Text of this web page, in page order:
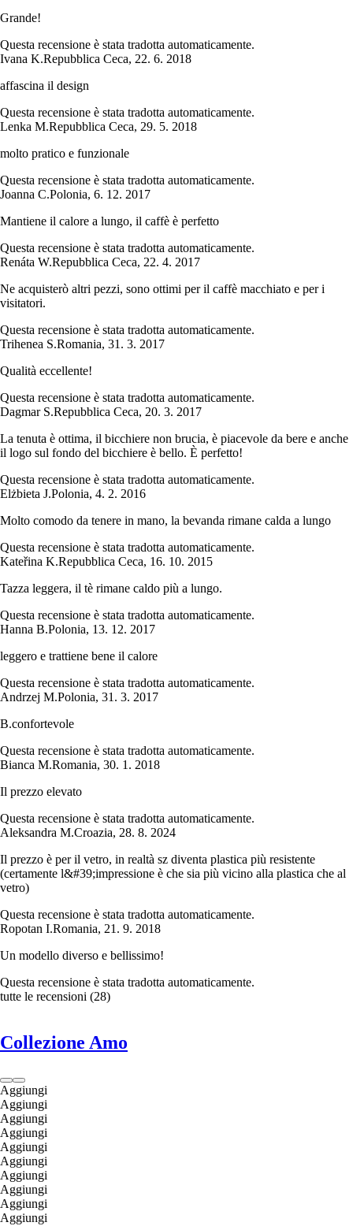
Grande!
Questa recensione è stata tradotta automaticamente.
Ivana K.Repubblica Ceca, 22. 6. 2018
affascina il design
Questa recensione è stata tradotta automaticamente.
Lenka M.Repubblica Ceca, 29. 5. 2018
molto pratico e funzionale
Questa recensione è stata tradotta automaticamente.
Joanna C.Polonia, 6. 12. 2017
Mantiene il calore a lungo, il caffè è perfetto
Questa recensione è stata tradotta automaticamente.
Renáta W.Repubblica Ceca, 22. 4. 2017
Ne acquisterò altri pezzi, sono ottimi per il caffè macchiato e per i
visitatori.
Questa recensione è stata tradotta automaticamente.
Trihenea S.Romania, 31. 3. 2017
Qualità eccellente!
Questa recensione è stata tradotta automaticamente.
Dagmar S.Repubblica Ceca, 20. 3. 2017
La tenuta è ottima, il bicchiere non brucia, è piacevole da bere e anche
il logo sul fondo del bicchiere è bello. È perfetto!
Questa recensione è stata tradotta automaticamente.
Elżbieta J.Polonia, 4. 2. 2016
Molto comodo da tenere in mano, la bevanda rimane calda a lungo
Questa recensione è stata tradotta automaticamente.
Kateřina K.Repubblica Ceca, 16. 10. 2015
Tazza leggera, il tè rimane caldo più a lungo.
Questa recensione è stata tradotta automaticamente.
Hanna B.Polonia, 13. 12. 2017
leggero e trattiene bene il calore
Questa recensione è stata tradotta automaticamente.
Andrzej M.Polonia, 31. 3. 2017
B.confortevole
Questa recensione è stata tradotta automaticamente.
Bianca M.Romania, 30. 1. 2018
Il prezzo elevato
Questa recensione è stata tradotta automaticamente.
Aleksandra M.Croazia, 28. 8. 2024
Il prezzo è per il vetro, in realtà sz diventa plastica più resistente
(certamente l&#39;impressione è che sia più vicino alla plastica che al
vetro)
Questa recensione è stata tradotta automaticamente.
Ropotan I.Romania, 21. 9. 2018
Un modello diverso e bellissimo!
Questa recensione è stata tradotta automaticamente.
tutte le recensioni (28)
Collezione Amo
Aggiungi
Aggiungi
Aggiungi
Aggiungi
Aggiungi
Aggiungi
Aggiungi
Aggiungi
Aggiungi
Aggiungi